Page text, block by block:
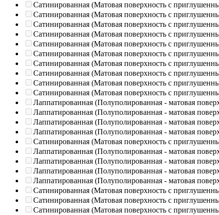
Сатинированная (Матовая поверхность с
Сатинированная (Матовая поверхность с
Сатинированная (Матовая поверхность с
Сатинированная (Матовая поверхность с
Сатинированная (Матовая поверхность с
Сатинированная (Матовая поверхность с
Сатинированная (Матовая поверхность с
Сатинированная (Матовая поверхность с
Сатинированная (Матовая поверхность с
Сатинированная (Матовая поверхность с
Лаппатированная (Полуполированная - матовая
Лаппатированная (Полуполированная - матовая
Лаппатированная (Полуполированная - матовая
Лаппатированная (Полуполированная - матовая
Сатинированная (Матовая поверхность с
Лаппатированная (Полуполированная - матовая
Лаппатированная (Полуполированная - матовая
Лаппатированная (Полуполированная - матовая
Лаппатированная (Полуполированная - матовая
Сатинированная (Матовая поверхность с
Сатинированная (Матовая поверхность с
Сатинированная (Матовая поверхность с